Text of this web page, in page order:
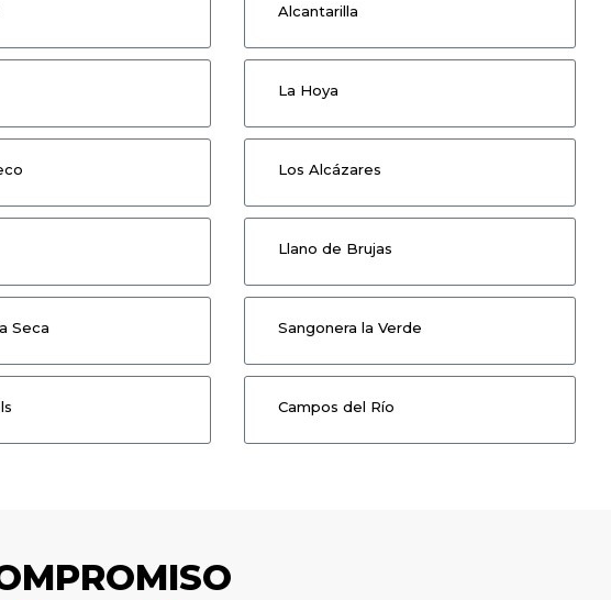
Alcantarilla
La Hoya
Los Alcázares
Llano de Brujas
Seca Sangonera la Verde
Campos del Río